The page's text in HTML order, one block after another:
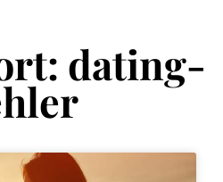
dating-